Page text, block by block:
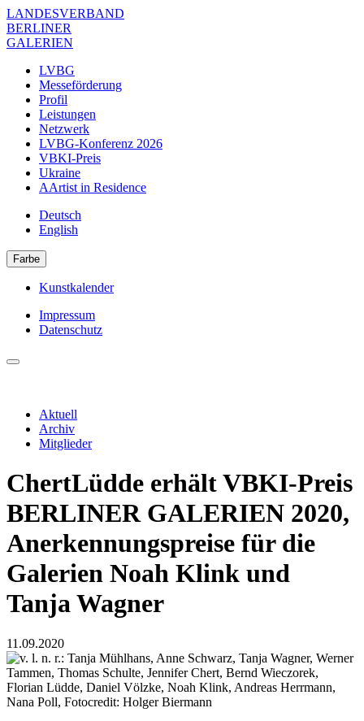
Direkt
zum
Inhalt
LANDESVERBAND
BERLINER
GALERIEN
Navigation
Verband
LVBG
Messeförderung
Profil
Leistungen
Netzwerk
LVBG-Konferenz 2026
VBKI-Preis
Ukraine
AArtist in Residence
Deutsch
English
Farbe
Navigation
Meta
Kunstkalender
Navigation
Footer
Impressum
Datenschutz
Navigation
Verband
2nd
Level
Aktuell
Archiv
Mitglieder
ChertLüdde erhält VBKI-Preis
BERLINER GALERIEN 2020,
Anerkennungspreise für die
Galerien Noah Klink und
Tanja Wagner
11.09.2020